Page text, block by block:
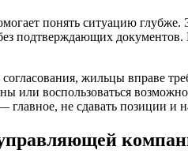
понять ситуацию
подтверждающих документов.
согласования, жильцы вправе
или воспользоваться
не сдавать позиции и